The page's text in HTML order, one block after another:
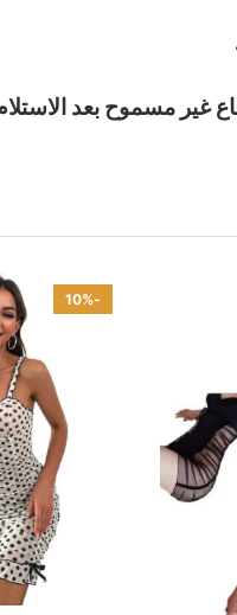
غير مسموح بعد
-10%